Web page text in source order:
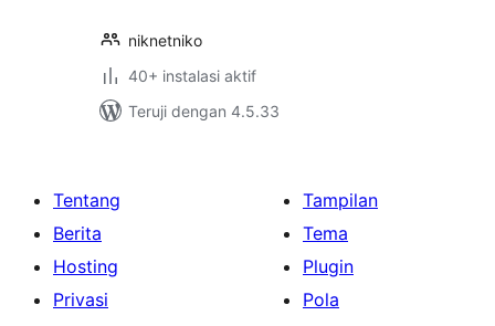
niknetniko
40+ instalasi aktif
Teruji dengan 4.5.33
Tentang
Berita
Hosting
Privasi
Tampilan
Tema
Plugin
Pola